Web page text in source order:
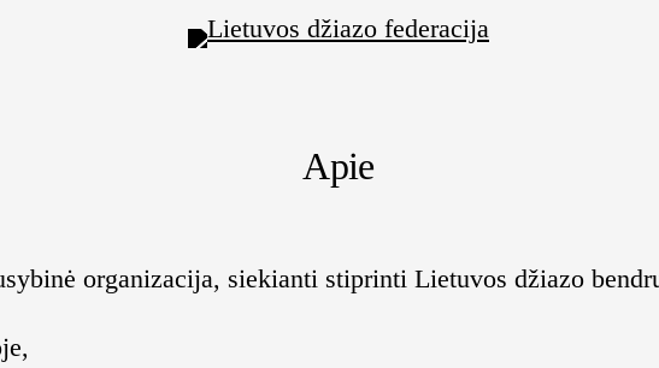
Apie
organizacija, siekianti stiprinti Lietuvos džiazo